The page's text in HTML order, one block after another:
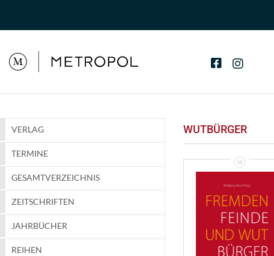
VERLAG
TERMINE
GESAMTVERZEICHNIS
ZEITSCHRIFTEN
JAHRBÜCHER
REIHEN
WUTBÜRGER